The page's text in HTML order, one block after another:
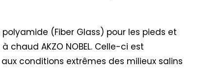
(Fiber Glass) pour les pieds et
AKZO NOBEL. Celle-ci est
conditions extrêmes des milieux salins